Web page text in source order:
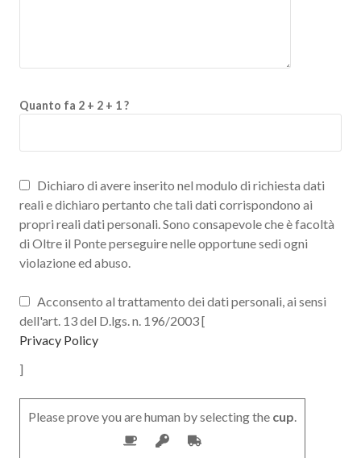
Quanto fa 2 + 2 + 1 ?
Dichiaro di avere inserito nel modulo di richiesta dati
reali e dichiaro pertanto che tali dati corrispondono ai
propri reali dati personali. Sono consapevole che è facoltà
di Oltre il Ponte perseguire nelle opportune sedi ogni
violazione ed abuso.
Acconsento al trattamento dei dati personali, ai sensi
dell'art. 13 del D.lgs. n. 196/2003 [
Privacy Policy
]
Please prove you are human by selecting the cup.